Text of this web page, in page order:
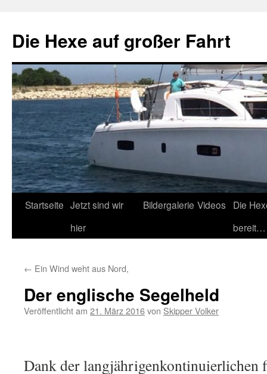
springen
Die Hexe auf großer Fahrt
Startseite Jetzt sind wir
hier
Bildergalerie Videos
Die
bereit…
← Ein Wind weht aus Nord,
Der englische Segelheld
Veröffentlicht am 21. März 2016von Skipper Volker
Dank der langjährigenkontinuierlichen